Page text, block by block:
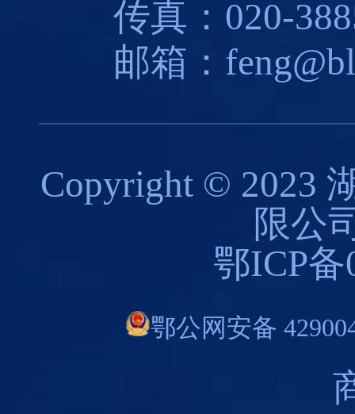
传真：020-
邮箱：
Copyright © 2023
限公
鄂ICP备
鄂公网安备